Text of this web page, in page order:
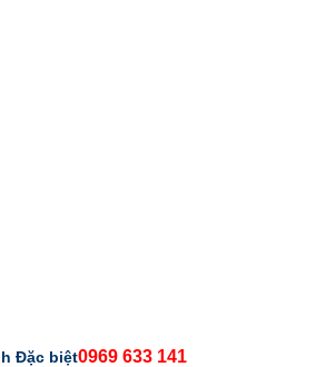
0969 633 141